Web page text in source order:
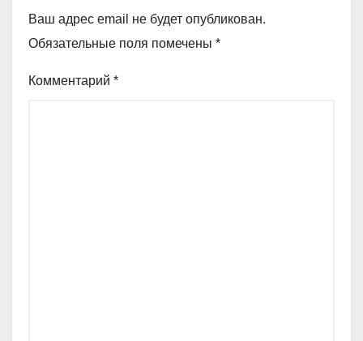
Ваш адрес email не будет опубликован.
Обязательные поля помечены *
Комментарий *